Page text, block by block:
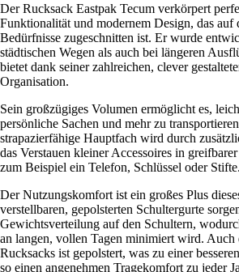
Der Rucksack Eastpak Tecum verkörpert
Funktionalität und modernem Design, das auf
Bedürfnisse zugeschnitten ist. Er wurde
städtischen Wegen als auch bei längeren
bietet dank seiner zahlreichen, clever
Organisation.
Sein großzügiges Volumen ermöglicht es,
persönliche Sachen und mehr zu
strapazierfähige Hauptfach wird durch
das Verstauen kleiner Accessoires in
zum Beispiel ein Telefon, Schlüssel oder Stifte.
Der Nutzungskomfort ist ein großes Plus
verstellbaren, gepolsterten Schultergurte
Gewichtsverteilung auf den Schultern,
an langen, vollen Tagen minimiert wird. Auch
Rucksacks ist gepolstert, was zu einer
so einen angenehmen Tragekomfort zu jeder